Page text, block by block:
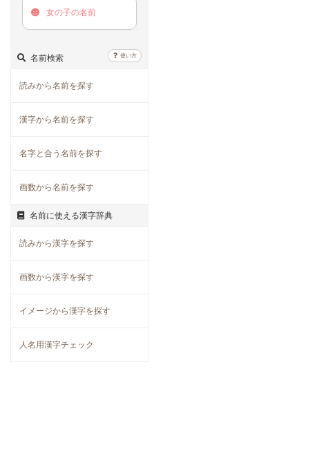
女の子の名前
名前検索 使い方
読みから名前を探す
漢字から名前を探す
名字と合う名前を探す
画数から名前を探す
名前に使える漢字辞典
読みから漢字を探す
画数から漢字を探す
イメージから漢字を探す
人名用漢字チェック